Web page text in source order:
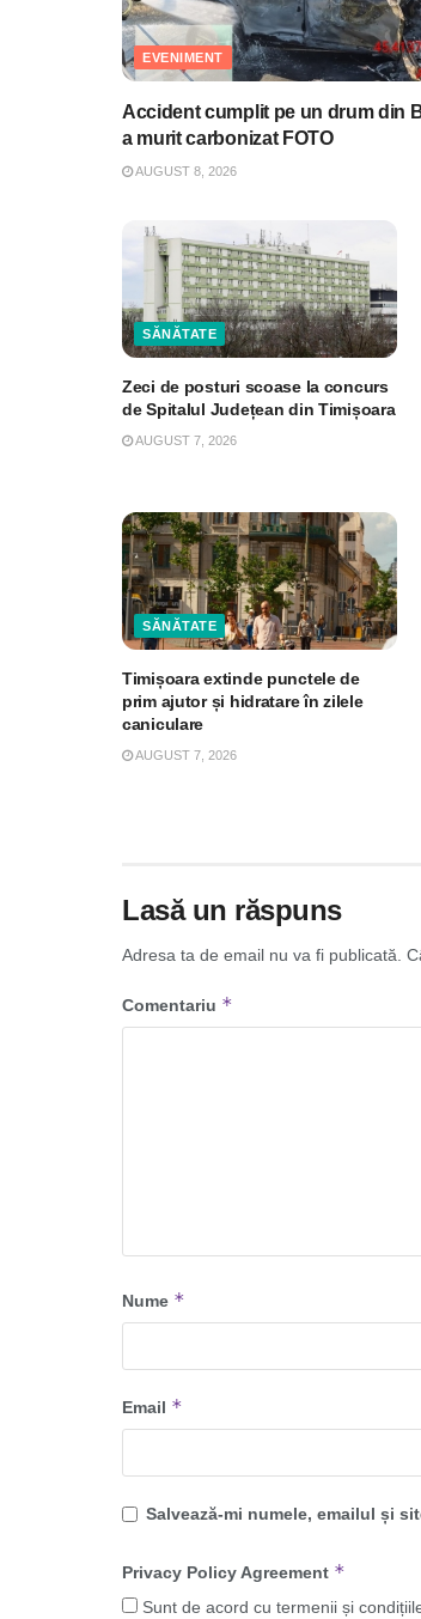
EVENIMENT
Accident cumplit pe un drum din
a murit carbonizat FOTO
AUGUST 8, 2026
SĂNĂTATE
Zeci de posturi scoase la concurs
de Spitalul Județean din Timișoara
AUGUST 7, 2026
SĂNĂTATE
Timișoara extinde punctele de
prim ajutor și hidratare în zilele
caniculare
AUGUST 7, 2026
Lasă un răspuns
Adresa ta de email nu va fi publicată.
Comentariu *
Nume *
Email *
Salvează-mi numele, emailul și
Privacy Policy Agreement *
Sunt de acord cu termenii și